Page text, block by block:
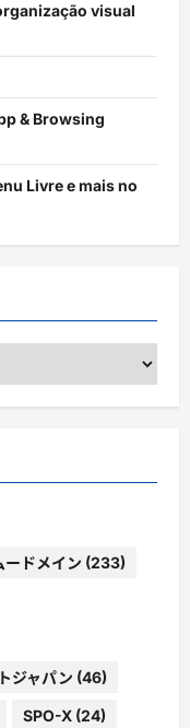
visual
& Browsing
Livre e mais no
ードメイン (233)
ジャパン (46)
SPO-X (24)